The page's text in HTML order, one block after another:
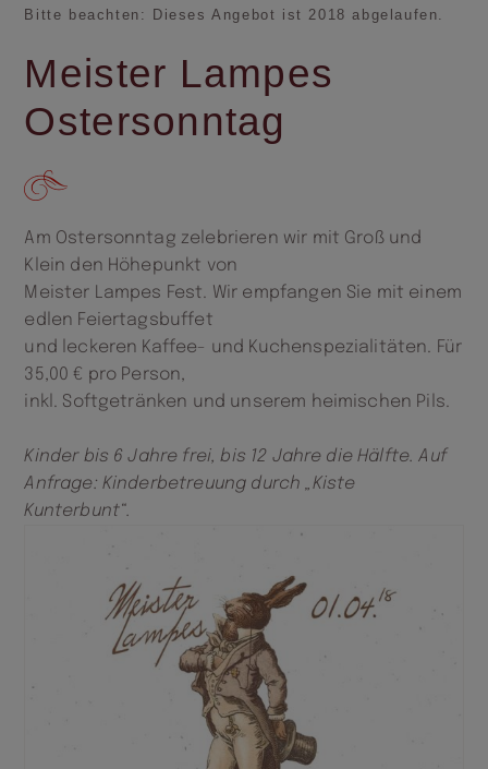
Bitte beachten: Dieses Angebot ist 2018 abgelaufen.
Meister Lampes
Ostersonntag
Am Ostersonntag zelebrieren wir mit Groß und
Klein den Höhepunkt von
Meister Lampes Fest. Wir empfangen Sie mit einem
edlen Feiertagsbuffet
und leckeren Kaffee- und Kuchenspezialitäten. Für
35,00 € pro Person,
inkl. Softgetränken und unserem heimischen Pils.
Kinder bis 6 Jahre frei, bis 12 Jahre die Hälfte. Auf
Anfrage: Kinderbetreuung durch „Kiste
Kunterbunt“.